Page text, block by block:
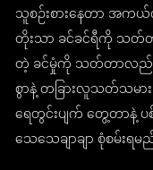
သူစဉ်းစားနေတာ အကယ်
တိုးသာ ခင်ခင်ရီကို သ
တဲ့ ခင်မှုံကို သတ်တာလည်း
စွာနဲ့ တခြားလူသတ်သမ
ရေတွင်းပျက် တွေ့တာနဲ့
သေသေချာချာ စုံစမ်းရမ